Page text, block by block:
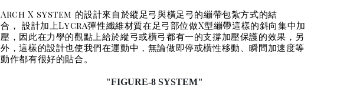
Arch X system 的設計來自於縱足弓與橫足弓的繃帶包紮方式的結
合， 設計加上Lycra彈性纖維材質在足弓部位做X型繃帶這樣的斜向集中加
壓，因此在力學的觀點上給於縱弓或橫弓都有一的支撐加壓保護的效果，另
外，這樣的設計也使我們在運動中，無論做即停或橫性移動、瞬間加速度等
動作都有很好的貼合。
"FIGURE-8 SYSTEM"